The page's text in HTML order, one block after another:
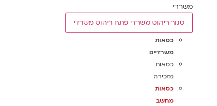
משרדי
סגור ריהוט משרדי פתח ריהוט משרדי
כסאות
משרדיים
כסאות
מזכירה
כסאות
מחשב